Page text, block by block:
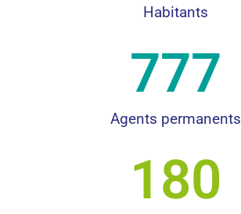
Habitants
Agents permanents
777
180